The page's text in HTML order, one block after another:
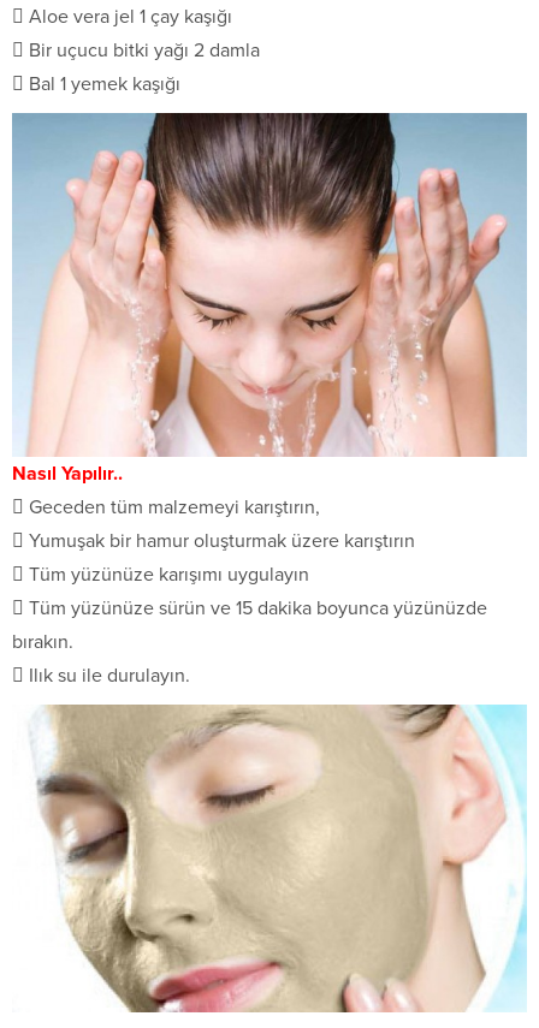
 Aloe vera jel 1 çay kaşığı
 Bir uçucu bitki yağı 2 damla
 Bal 1 yemek kaşığı
Nasıl Yapılır..
 Geceden tüm malzemeyi karıştırın,
 Yumuşak bir hamur oluşturmak üzere karıştırın
 Tüm yüzünüze karışımı uygulayın
 Tüm yüzünüze sürün ve 15 dakika boyunca yüzünüzde
bırakın.
 Ilık su ile durulayın.